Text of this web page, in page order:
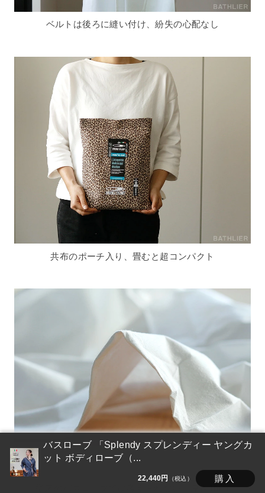
バスローブ 「Splendy スプレンディー ヤングカ
ット ボディローブ（...
22,440円 （税込） 購入
ベルトは後ろに縫い付け、紛失の心配なし
共布のポーチ入り、畳むと超コンパクト
従来のバスローブでは考えられない、厚さ1mm